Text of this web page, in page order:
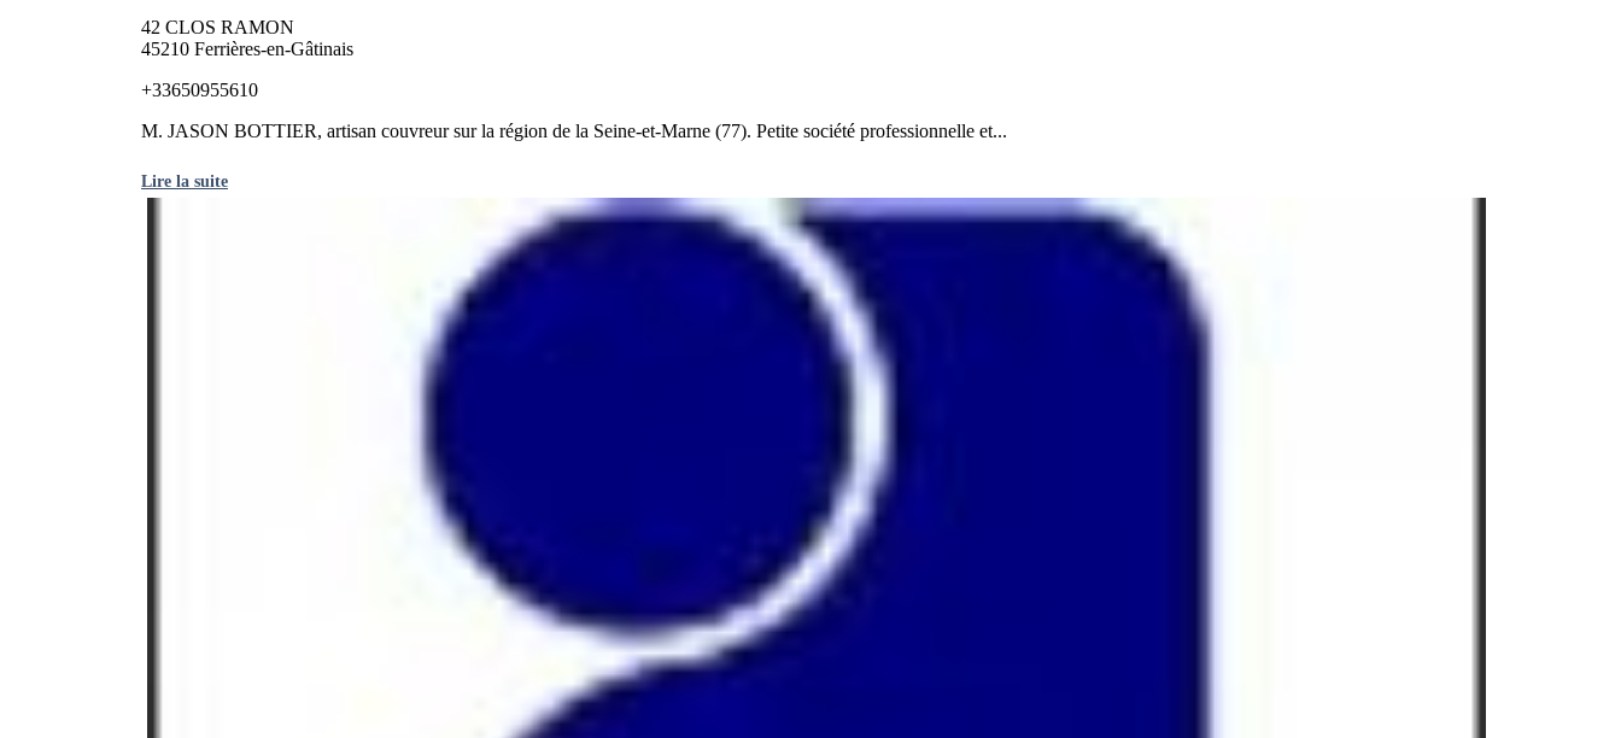
42 CLOS RAMON
45210 Ferrières-en-Gâtinais
+33650955610
M. JASON BOTTIER, artisan couvreur sur la région de la Seine-et-Marne (77). Petite société professionnelle et...
Lire la suite